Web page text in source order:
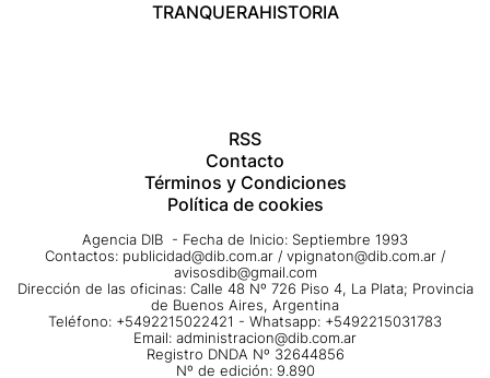
TRANQUERAHISTORIA
RSS
Contacto
Términos y Condiciones
Política de cookies
Agencia DIB - Fecha de Inicio: Septiembre 1993
Contactos: publicidad@dib.com.ar / vpignaton@dib.com.ar /
avisosdib@gmail.com
Dirección de las oficinas: Calle 48 Nº 726 Piso 4, La Plata; Provincia
de Buenos Aires, Argentina
Teléfono: +5492215022421 - Whatsapp: +5492215031783
Email: administracion@dib.com.ar
Registro DNDA Nº 32644856
Nº de edición: 9.890